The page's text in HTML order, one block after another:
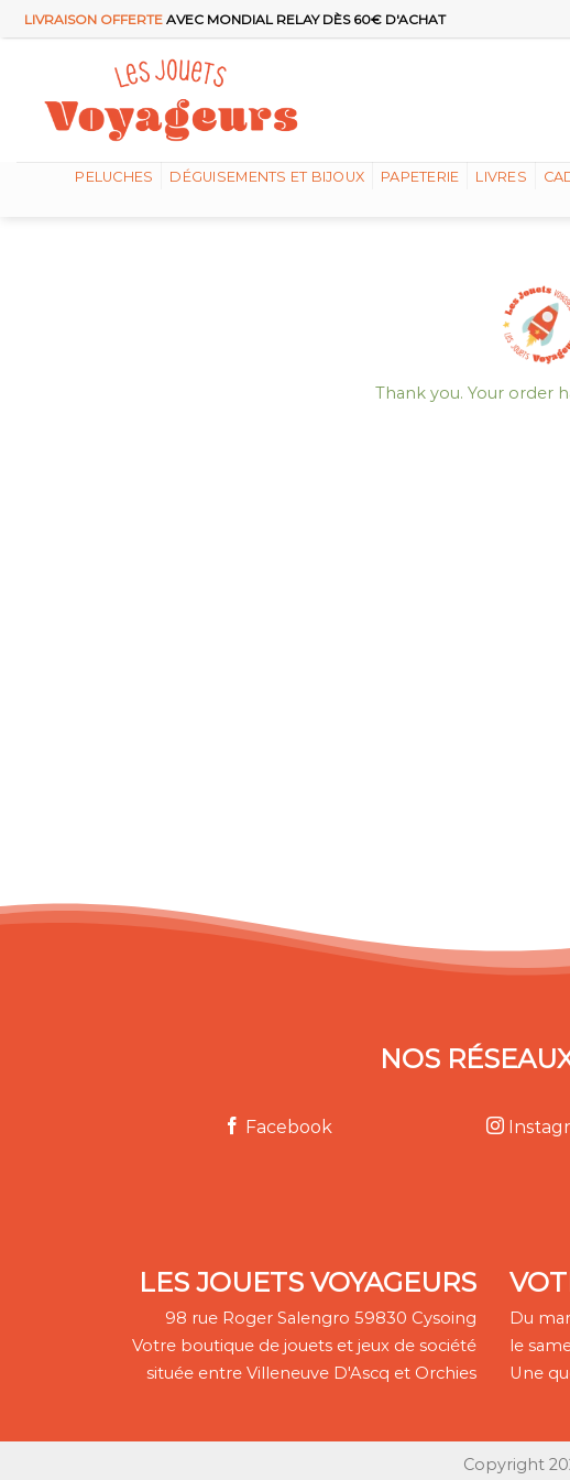
Passer
au
LIVRAISON OFFERTE AVEC MONDIAL RELAY DÈS 60€ D'ACHAT
PELUCHES DÉGUISEMENTS ET BIJOUX PAPETERIE LIVRES
Thank you. Your order
NOS
Facebook
LES JOUETS VOYAGEURS
98 rue Roger Salengro 59830 Cysoing
Votre boutique de jouets et jeux de société
située entre Villeneuve D'Ascq et Orchies
Du
le
Une
Copyright